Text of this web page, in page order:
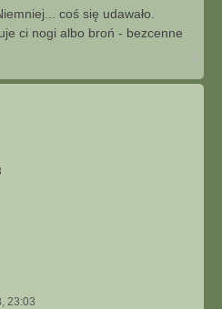
coś się udawało.
ci nogi albo broń - bezcenne
g
23:03